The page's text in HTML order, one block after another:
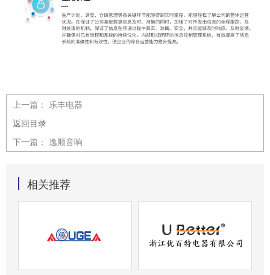
上一篇： 乐丰电器
返回目录
下一篇： 逸顺音响
相关推荐